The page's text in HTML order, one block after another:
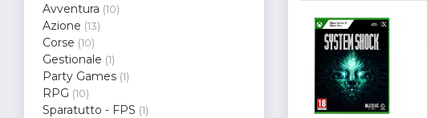
Avventura (10)
Azione (13)
Corse (10)
Gestionale (1)
Party Games (1)
RPG (10)
Sparatutto - FPS (1)